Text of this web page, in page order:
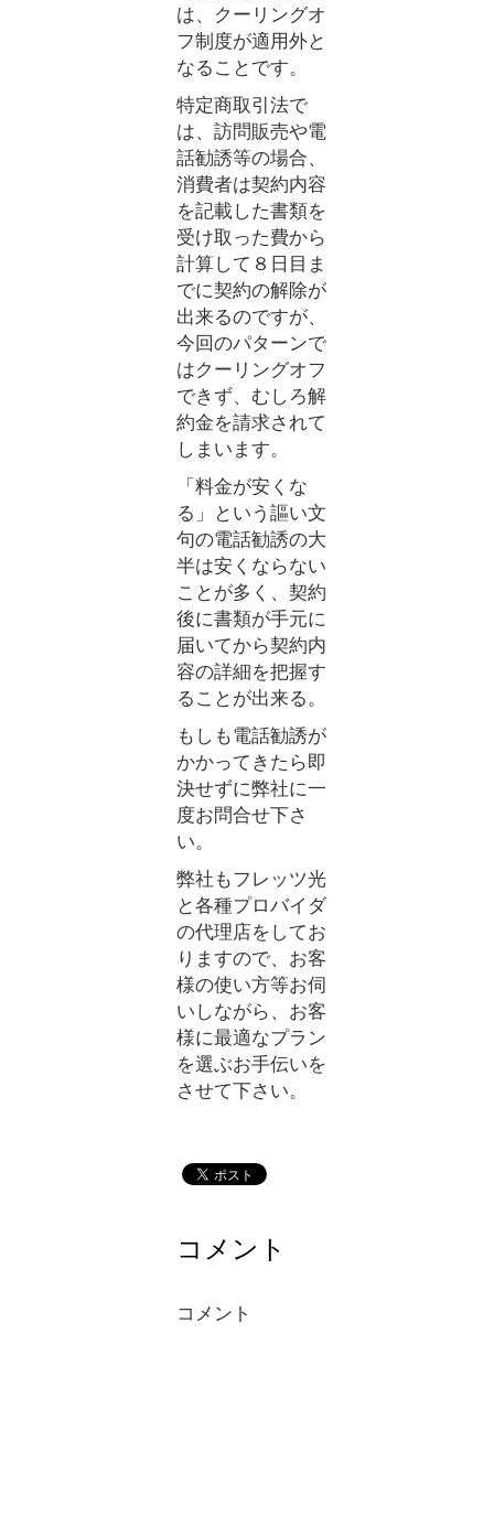
は、クーリングオ
フ制度が適用外と
なることです。
特定商取引法で
は、訪問販売や電
話勧誘等の場合、
消費者は契約内容
を記載した書類を
受け取った費から
計算して８日目ま
でに契約の解除が
出来るのですが、
今回のパターンで
はクーリングオフ
できず、むしろ解
約金を請求されて
しまいます。
「料金が安くな
る」という謳い文
句の電話勧誘の大
半は安くならない
ことが多く、契約
後に書類が手元に
届いてから契約内
容の詳細を把握す
ることが出来る。
もしも電話勧誘が
かかってきたら即
決せずに弊社に一
度お問合せ下さ
い。
弊社もフレッツ光
と各種プロバイダ
の代理店をしてお
りますので、お客
様の使い方等お伺
いしながら、お客
様に最適なプラン
を選ぶお手伝いを
させて下さい。
コメント
コメント